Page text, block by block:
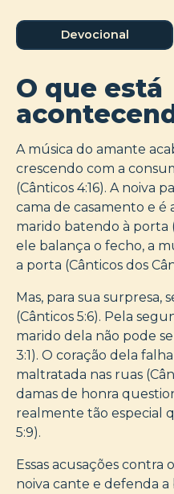
Devocional
O que está
A música do amante
crescendo com a
(Cânticos 4:16). A noiva
cama de casamento e é
marido batendo à porta
ele balança o fecho, a
a porta (Cânticos dos
Mas, para sua surpresa,
(Cânticos 5:6). Pela
marido dela não pode
3:1). O coração dela
maltratada nas ruas
damas de honra
realmente tão especial
5:9).
Essas acusações contra
noiva cante e defenda a